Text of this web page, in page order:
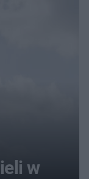
w